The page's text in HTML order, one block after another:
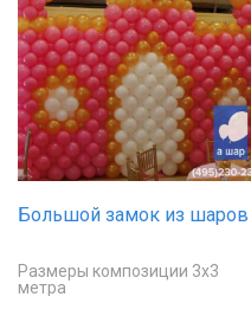
Большой замок из шаров
Размеры композиции 3х3
метра